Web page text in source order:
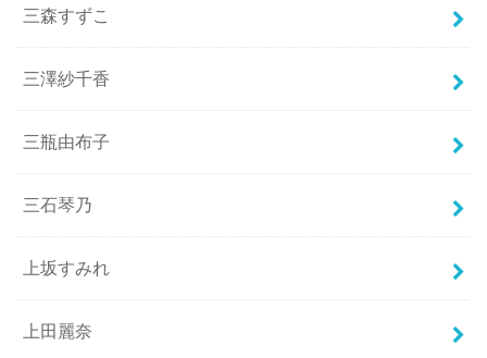
三森すずこ
三澤紗千香
三瓶由布子
三石琴乃
上坂すみれ
上田麗奈